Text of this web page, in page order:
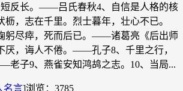
短反长。——吕氏春秋4、自信是人格的核
枥，志在千里。烈士暮年，壮心不已。
尽瘁，死而后已。——诸葛亮《后出师
厌，诲人不倦。——孔子8、千里之行，
老子9、燕雀安知鸿鸪之志。10、当局...
名言]浏览：3785